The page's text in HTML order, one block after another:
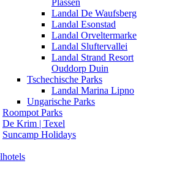
Plassen
Landal De Waufsberg
Landal Esonstad
Landal Orveltermarke
Landal Sluftervallei
Landal Strand Resort
Ouddorp Duin
Tschechische Parks
Landal Marina Lipno
Ungarische Parks
Roompot Parks
De Krim | Texel
Suncamp Holidays